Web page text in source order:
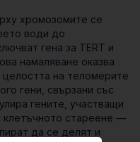
хромозомите се
води до
гена за TERT и
намаляване оказва
на теломерите
гени, свързани със
гените, участващи
клетъчното стареене —
да се делят и